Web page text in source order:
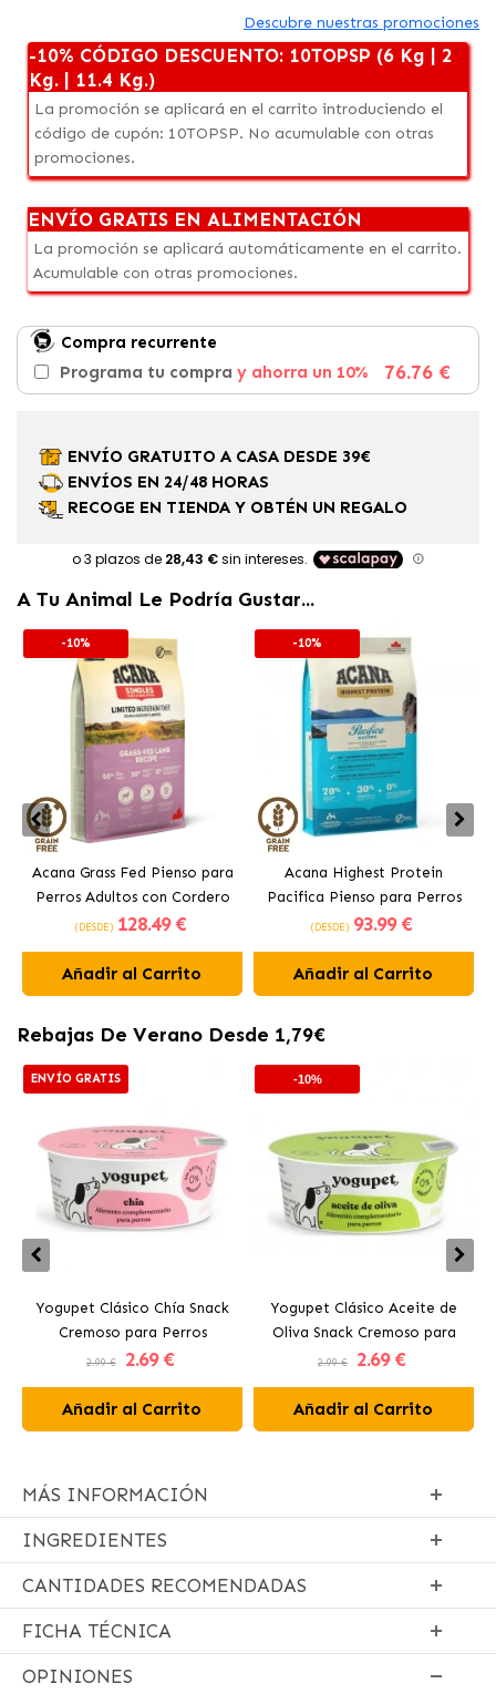
de menta, mejorarán el metabolismo, mientras que
nutren y tonifican el delicado tracto digestivo de su
cachorro.
Descubre nuestras promociones
-10% CÓDIGO DESCUENTO: 10TOPSP (6 Kg | 2
Kg. | 11.4 Kg.)
La promoción se aplicará en el carrito introduciendo el
código de cupón: 10TOPSP. No acumulable con otras
promociones.
ENVÍO GRATIS EN ALIMENTACIÓN
La promoción se aplicará automáticamente en el carrito.
Acumulable con otras promociones.
Compra recurrente
Programa tu compra y ahorra un 10% 76.76 €
ENVÍO GRATUITO A CASA DESDE 39€
ENVÍOS EN 24/48 HORAS
RECOGE EN TIENDA Y OBTÉN UN REGALO
A Tu Animal Le Podría Gustar...
-10%
Acana Grass Fed Pienso para
Perros Adultos con Cordero
(DESDE) 128.49 €
Añadir al Carrito
-10%
Acana Highest Protein
Pacifica Pienso para Perros
Adultos con Pescado
(DESDE) 93.99 €
Añadir al Carrito
Rebajas De Verano Desde 1,79€
ENVÍO GRATIS
Yogupet Clásico Chía Snack
Cremoso para Perros
2.99 € 2.69 €
Añadir al Carrito
-10%
Yogupet Clásico Aceite de
Oliva Snack Cremoso para
Perros
2.99 € 2.69 €
Añadir al Carrito
MÁS INFORMACIÓN
INGREDIENTES
CANTIDADES RECOMENDADAS
FICHA TÉCNICA
OPINIONES